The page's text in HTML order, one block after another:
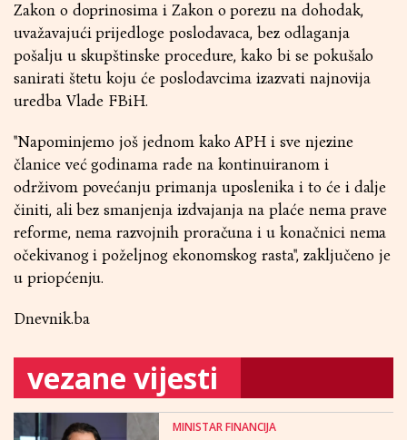
Zakon o doprinosima i Zakon o porezu na dohodak,
uvažavajući prijedloge poslodavaca, bez odlaganja
pošalju u skupštinske procedure, kako bi se pokušalo
sanirati štetu koju će poslodavcima izazvati najnovija
uredba Vlade FBiH.
''Napominjemo još jednom kako APH i sve njezine
članice već godinama rade na kontinuiranom i
održivom povećanju primanja uposlenika i to će i dalje
činiti, ali bez smanjenja izdvajanja na plaće nema prave
reforme, nema razvojnih proračuna i u konačnici nema
očekivanog i poželjnog ekonomskog rasta'', zaključeno je
u priopćenju.
Dnevnik.ba
vezane vijesti
MINISTAR FINANCIJA